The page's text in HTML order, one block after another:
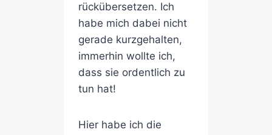
rückübersetzen. Ich
habe mich dabei nicht
gerade kurzgehalten,
immerhin wollte ich,
dass sie ordentlich zu
tun hat!
Hier habe ich die